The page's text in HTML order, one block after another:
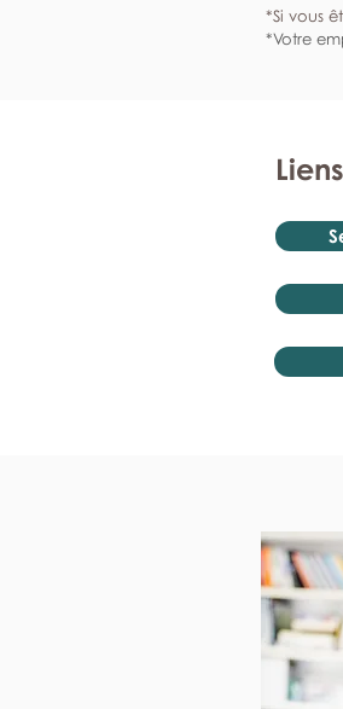
*Si vous
*Votre